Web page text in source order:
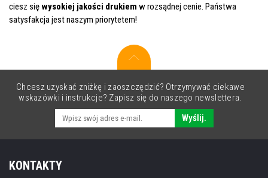
ciesz sięwysokiej jakości drukiem w rozsądnej cenie. Państwa
satysfakcja jest naszym priorytetem!
Chcesz uzyskać zniżkę i zaoszczędzić? Otrzymywać ciekawe
wskazówki i instrukcje? Zapisz się do naszego newslettera.
Wyślij.
KONTAKTY